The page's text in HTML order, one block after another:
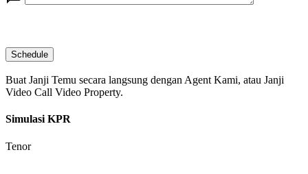
Buat Janji Temu secara langsung dengan Agent Kami, atau Janji
Video Call Video Property.
Simulasi KPR
Tenor